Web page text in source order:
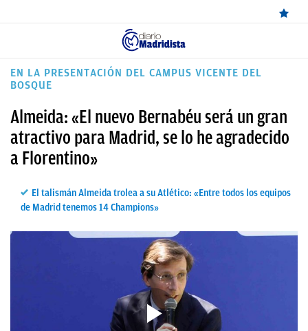
ÚLTIMAS
NOTICIAS
REAL
MADRID
CANTERA
EN LA PRESENTACIÓN DEL CAMPUS VICENTE DEL
BOSQUE
Almeida: «El nuevo Bernabéu será un gran
atractivo para Madrid, se lo he agradecido
a Florentino»
El talismán Almeida trolea a su Atlético: «Entre todos los equipos
de Madrid tenemos 14 Champions»